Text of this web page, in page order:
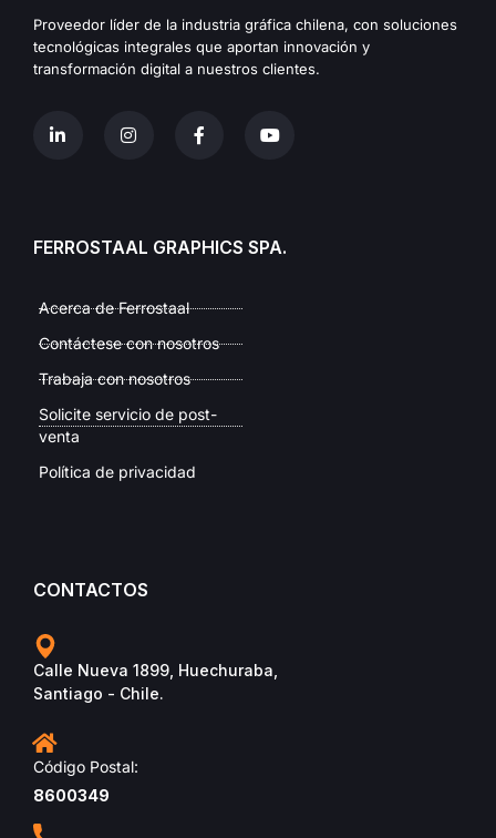
Proveedor líder de la industria gráfica chilena, con soluciones
tecnológicas integrales que aportan innovación y
transformación digital a nuestros clientes.
FERROSTAAL GRAPHICS SPA.
Acerca de Ferrostaal
Contáctese con nosotros
Trabaja con nosotros
Solicite servicio de post-
venta
Política de privacidad
CONTACTOS
Calle Nueva 1899, Huechuraba,
Santiago - Chile.
Código Postal:
8600349